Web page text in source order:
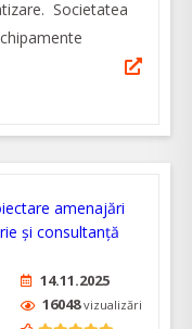
Societatea
14.11.2025
16048vizualizări